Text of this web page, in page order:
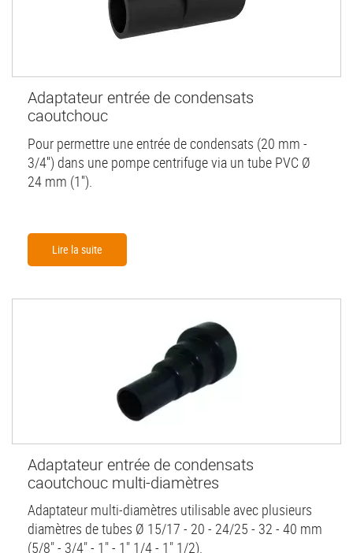
Adaptateur entrée de condensats
caoutchouc
Pour permettre une entrée de condensats (20 mm -
3/4'') dans une pompe centrifuge via un tube PVC Ø
24 mm (1'').
Lire la suite
Adaptateur entrée de condensats
caoutchouc multi-diamètres
Adaptateur multi-diamètres utilisable avec plusieurs
diamètres de tubes Ø 15/17 - 20 - 24/25 - 32 - 40 mm
(5/8" - 3/4" - 1" - 1" 1/4 - 1" 1/2).